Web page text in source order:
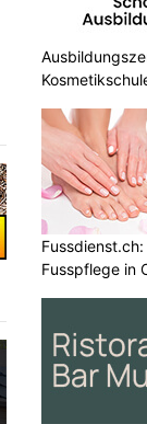
Fusspflege in